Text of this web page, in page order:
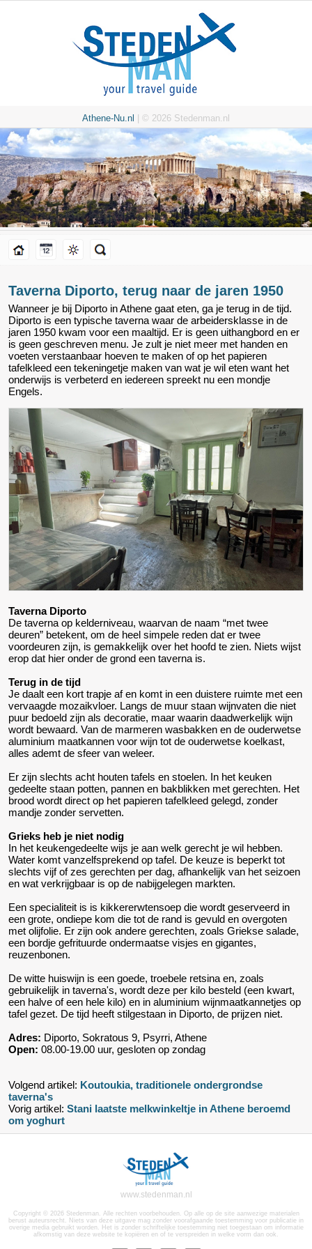
Athene-Nu.nl | © 2026 Stedenman.nl
Taverna Diporto, terug naar de jaren 1950
Wanneer je bij Diporto in Athene gaat eten, ga je terug in de tijd.
Diporto is een typische taverna waar de arbeidersklasse in de
jaren 1950 kwam voor een maaltijd. Er is geen uithangbord en er
is geen geschreven menu. Je zult je niet meer met handen en
voeten verstaanbaar hoeven te maken of op het papieren
tafelkleed een tekeningetje maken van wat je wil eten want het
onderwijs is verbeterd en iedereen spreekt nu een mondje
Engels.
Taverna Diporto
De taverna op kelderniveau, waarvan de naam “met twee
deuren” betekent, om de heel simpele reden dat er twee
voordeuren zijn, is gemakkelijk over het hoofd te zien. Niets wijst
erop dat hier onder de grond een taverna is.
Terug in de tijd
Je daalt een kort trapje af en komt in een duistere ruimte met een
vervaagde mozaikvloer. Langs de muur staan wijnvaten die niet
puur bedoeld zijn als decoratie, maar waarin daadwerkelijk wijn
wordt bewaard. Van de marmeren wasbakken en de ouderwetse
aluminium maatkannen voor wijn tot de ouderwetse koelkast,
alles ademt de sfeer van weleer.
Er zijn slechts acht houten tafels en stoelen. In het keuken
gedeelte staan potten, pannen en bakblikken met gerechten. Het
brood wordt direct op het papieren tafelkleed gelegd, zonder
mandje zonder servetten.
Grieks heb je niet nodig
In het keukengedeelte wijs je aan welk gerecht je wil hebben.
Water komt vanzelfsprekend op tafel. De keuze is beperkt tot
slechts vijf of zes gerechten per dag, afhankelijk van het seizoen
en wat verkrijgbaar is op de nabijgelegen markten.
Een specialiteit is is kikkererwtensoep die wordt geserveerd in
een grote, ondiepe kom die tot de rand is gevuld en overgoten
met olijfolie. Er zijn ook andere gerechten, zoals Griekse salade,
een bordje gefrituurde ondermaatse visjes en gigantes,
reuzenbonen.
De witte huiswijn is een goede, troebele retsina en, zoals
gebruikelijk in taverna's, wordt deze per kilo besteld (een kwart,
een halve of een hele kilo) en in aluminium wijnmaatkannetjes op
tafel gezet. De tijd heeft stilgestaan in Diporto, de prijzen niet.
Adres: Diporto, Sokratous 9, Psyrri, Athene
Open: 08.00-19.00 uur, gesloten op zondag
Volgend artikel: Koutoukia, traditionele ondergrondse
taverna's
Vorig artikel: Stani laatste melkwinkeltje in Athene beroemd
om yoghurt
www.stedenman.nl
Copyright © 2026 Stedenman. Alle rechten voorbehouden. Op alle op de site aanwezige materialen
berust auteursrecht. Niets van deze uitgave mag zonder voorafgaande toestemming voor publicatie in
overige media gebruikt worden. Het is zonder schriftelijke toestemming niet toegestaan om informatie
afkomstig van deze website te kopiëren en of te verspreiden in welke vorm dan ook.